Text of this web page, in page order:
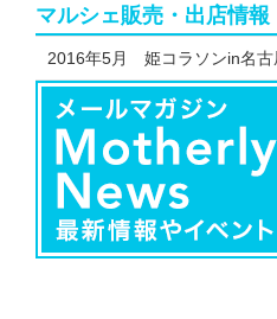
マルシェ販売・出店情報
2016年5月 姫コラソンin名古